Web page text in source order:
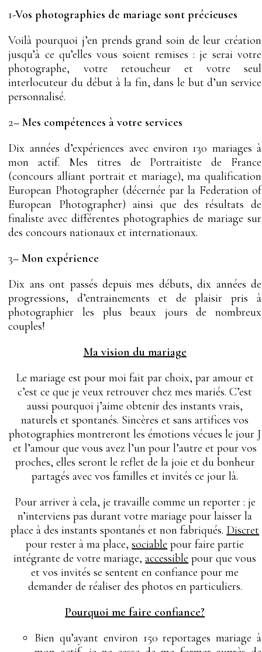
1-Vos photographies de mariage sont précieuses
Voilà pourquoi j’en prends grand soin de leur création
jusqu’à ce qu’elles vous soient remises : je serai votre
photographe, votre retoucheur et votre seul
interlocuteur du début à la fin, dans le but d’un service
personnalisé.
2– Mes compétences à votre services
Dix années d’expériences avec environ 130 mariages à
mon actif. Mes titres de Portraitiste de France
(concours alliant portrait et mariage), ma qualification
European Photographer (décernée par la Federation of
European Photographer) ainsi que des résultats de
finaliste avec différentes photographies de mariage sur
des concours nationaux et internationaux.
3– Mon expérience
Dix ans ont passés depuis mes débuts, dix années de
progressions, d’entrainements et de plaisir pris à
photographier les plus beaux jours de nombreux
couples!
Ma vision du mariage
Le mariage est pour moi fait par choix, par amour et
c’est ce que je veux retrouver chez mes mariés. C’est
aussi pourquoi j’aime obtenir des instants vrais,
naturels et spontanés. Sincères et sans artifices vos
photographies montreront les émotions vécues le jour J
et l’amour que vous avez l’un pour l’autre et pour vos
proches, elles seront le reflet de la joie et du bonheur
partagés avec vos familles et invités ce jour là.
Pour arriver à cela, je travaille comme un reporter : je
n’interviens pas durant votre mariage pour laisser la
place à des instants spontanés et non fabriqués. Discret
pour rester à ma place,sociable pour faire partie
intégrante de votre mariage,accessible pour que vous
et vos invités se sentent en confiance pour me
demander de réaliser des photos en particuliers.
Pourquoi me faire confiance?
Bien qu’ayant environ 150 reportages mariage à